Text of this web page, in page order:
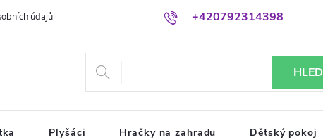
+420792314398
údajů
Plyšáci Hračky na zahradu Dětský pokoj